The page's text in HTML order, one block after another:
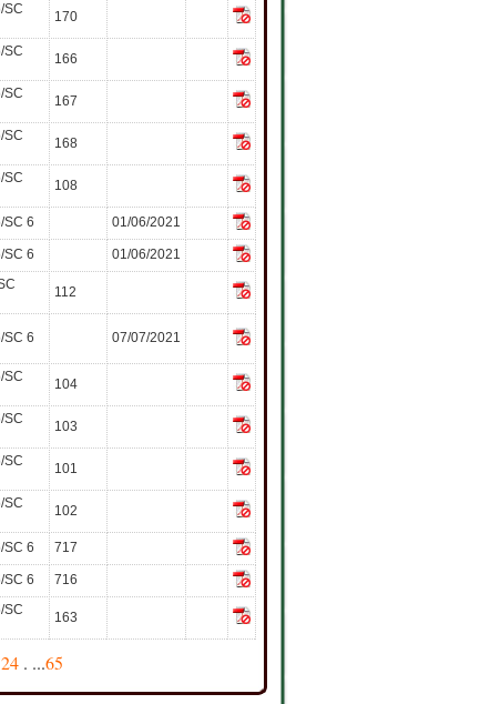
SC
170
SC
166
SC
167
SC
168
SC
108
SC 6 01/06/2021
SC 6 01/06/2021
112
SC 6 07/07/2021
SC
104
SC
103
SC
101
SC
102
SC 6 717
SC 6 716
SC
163
24. ...65